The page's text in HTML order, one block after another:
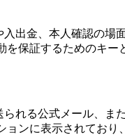
出金、本人確認の
保証するためのキー
れる公式メール、
ンに表示されてお